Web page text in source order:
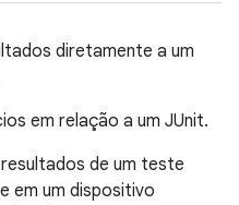
diretamente a um
em relação a um JUnit.
de um teste
em um dispositivo